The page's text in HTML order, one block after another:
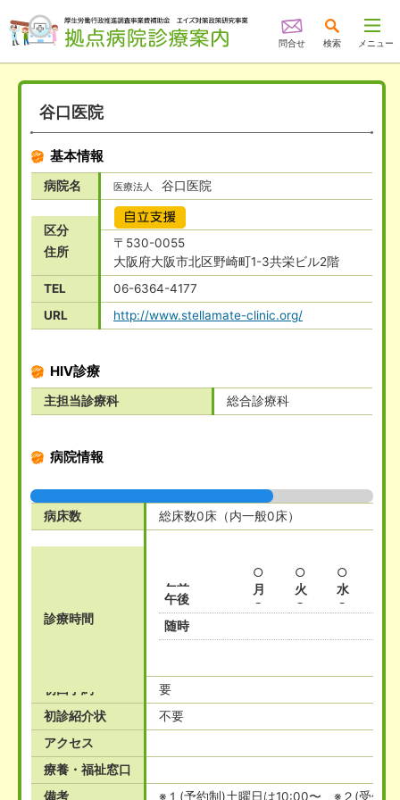
問合せ 検索 メニュー
谷口医院
基本情報
病院名 医療法人 谷口医院
区分
自立支援
住所
〒530-0055
大阪府大阪市北区野崎町1-3共栄ビル2階
TEL
06-6364-4177
URL
http://www.stellamate-clinic.org/
HIV診療
主担当診療科 総合診療科
病院情報
病床数 総床数0床（内一般0床）
診療時間
月 火 水
午前
○ ○
○
午後
○ ○
○
随時
初回予約
要
初診紹介状
不要
アクセス
療養・福祉窓口
備考
※１(予約制)土曜日は10:00〜、※２(受付